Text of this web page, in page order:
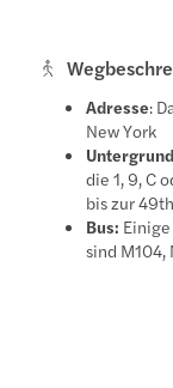
Adresse:
New York
die 1, 9, C
bis zur
Bus:
sind M104,